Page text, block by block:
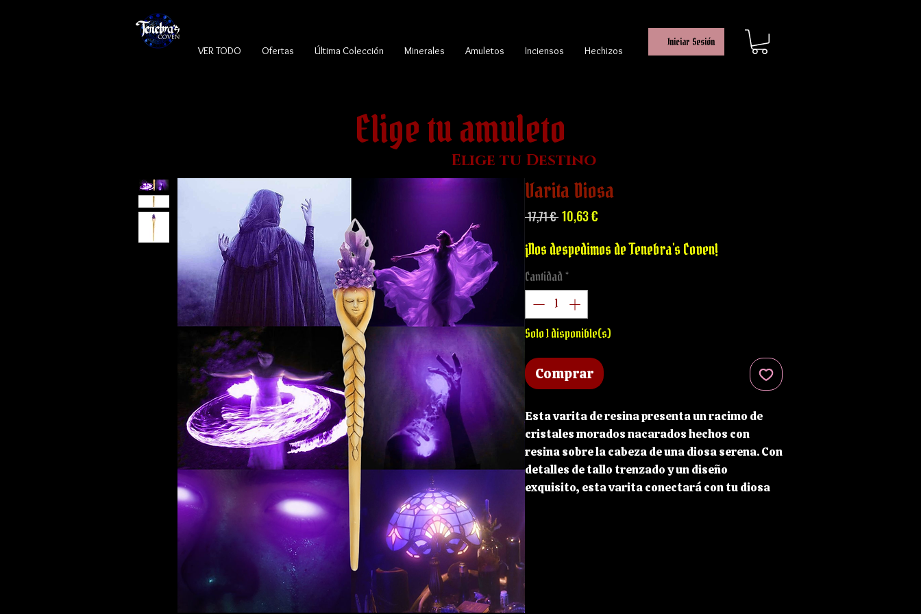
VER TODO Ofertas Última Colección Minerales Amuletos Inciensos Hechizos
Iniciar Sesión
Elige tu amuleto
Elige tu Destino
Varita Diosa
17,71 € Precio
10,63 €
oferta
¡Nos despedimos de Tenebra's Coven!
Cantidad*
Solo 1 disponible(s)
Comprar
Esta varita de resina presenta un racimo de
cristales morados nacarados hechos con
resina sobre la cabeza de una diosa serena. Con
detalles de tallo trenzado y un diseño
exquisito, esta varita conectará con tu diosa